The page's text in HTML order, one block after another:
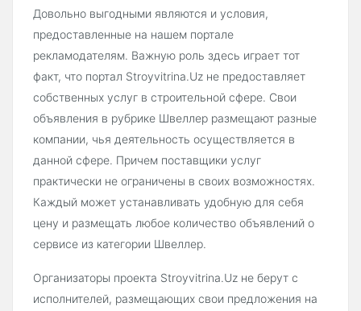
Довольно выгодными являются и условия,
предоставленные на нашем портале
рекламодателям. Важную роль здесь играет тот
факт, что портал Stroyvitrina.Uz не предоставляет
собственных услуг в строительной сфере. Свои
объявления в рубрике Швеллер размещают разные
компании, чья деятельность осуществляется в
данной сфере. Причем поставщики услуг
практически не ограничены в своих возможностях.
Каждый может устанавливать удобную для себя
цену и размещать любое количество объявлений о
сервисе из категории Швеллер.
Организаторы проекта Stroyvitrina.Uz не берут с
исполнителей, размещающих свои предложения на